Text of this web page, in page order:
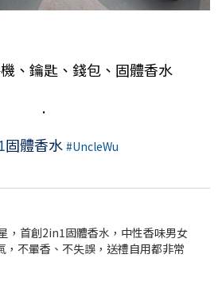
、鑰匙、錢包、固體香水
.
固體香水 #UncleWu